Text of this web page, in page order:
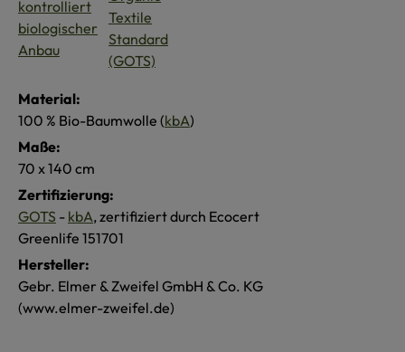
Material:
100 % Bio-Baumwolle (kbA)
Maße:
70 x 140 cm
Zertifizierung:
GOTS - kbA, zertifiziert durch Ecocert
Greenlife 151701
Hersteller:
Gebr. Elmer & Zweifel GmbH & Co. KG
(www.elmer-zweifel.de)